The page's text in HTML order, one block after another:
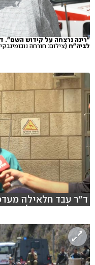
"רינה נרצחה על קידוש השם".
לביה"ח (צילום: חורחה
ד"ר עבד חלאילה
שמוליק דודפור)